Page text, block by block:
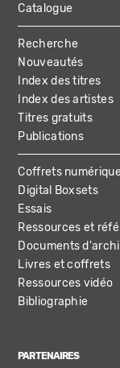
MAIN
Catalogue
Recherche
Nouveautés
Index des titres
Index des artistes
Titres gratuits
Publications
Coffrets
Digital Boxsets
Essais
Ressources et
Documents
Livres et coffrets
Ressources vidéo
Bibliographie
PARTENAIRES